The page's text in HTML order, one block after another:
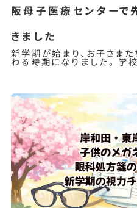
阪母子医療センターで
きました
新学期が始まり、お子さま
わる時期になりました。 学